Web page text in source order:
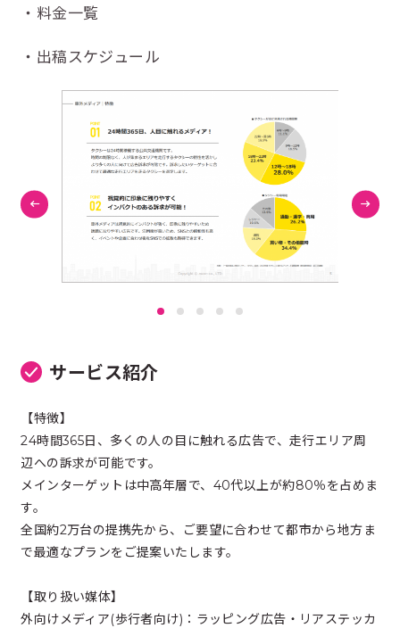
料金一覧
出稿スケジュール
サービス紹介
【特徴】
24時間365日、多くの人の目に触れる広告で、走行エリア周
辺への訴求が可能です。
メインターゲットは中高年層で、40代以上が約80％を占めま
す。
全国約2万台の提携先から、ご要望に合わせて都市から地方ま
で最適なプランをご提案いたします。
【取り扱い媒体】
外向けメディア(歩行者向け)：ラッピング広告・リアステッカ